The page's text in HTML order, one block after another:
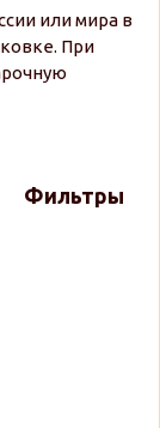
или мира в
При
Фильтры